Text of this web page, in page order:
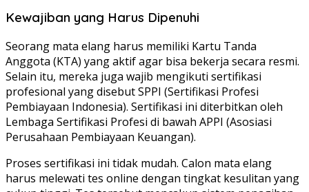
Kewajiban yang Harus Dipenuhi
Seorang mata elang harus memiliki Kartu Tanda
Anggota (KTA) yang aktif agar bisa bekerja secara resmi.
Selain itu, mereka juga wajib mengikuti sertifikasi
profesional yang disebut SPPI (Sertifikasi Profesi
Pembiayaan Indonesia). Sertifikasi ini diterbitkan oleh
Lembaga Sertifikasi Profesi di bawah APPI (Asosiasi
Perusahaan Pembiayaan Keuangan).
Proses sertifikasi ini tidak mudah. Calon mata elang
harus melewati tes online dengan tingkat kesulitan yang